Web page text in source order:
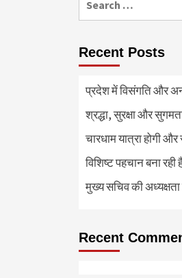
Recent Posts
प्रदेश में विसंगति और
श्रद्धा, सुरक्षा और
चारधाम यात्रा होगी
विशिष्ट पहचान बना
मुख्य सचिव की
Recent